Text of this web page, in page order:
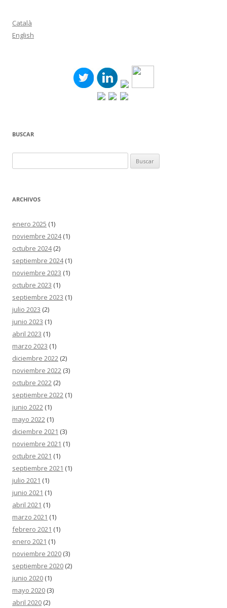
Català
English
BUSCAR
ARCHIVOS
enero 2025 (1)
noviembre 2024(1)
octubre 2024(2)
septiembre 2024(1)
noviembre 2023 (1)
octubre 2023 (1)
septiembre 2023 (1)
julio 2023 (2)
junio 2023 (1)
abril 2023 (1)
marzo 2023 (1)
diciembre 2022 (2)
noviembre 2022 (3)
octubre 2022 (2)
septiembre 2022 (1)
junio 2022 (1)
mayo 2022 (1)
diciembre 2021 (3)
noviembre 2021 (1)
octubre 2021 (1)
septiembre 2021 (1)
julio 2021 (1)
junio 2021 (1)
abril 2021 (1)
marzo 2021 (1)
febrero 2021 (1)
enero 2021 (1)
noviembre 2020 (3)
septiembre 2020 (2)
junio 2020 (1)
mayo 2020 (3)
abril 2020 (2)